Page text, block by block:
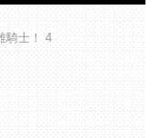
騎士！ 4